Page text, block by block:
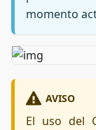
momento
AVISO
El uso del